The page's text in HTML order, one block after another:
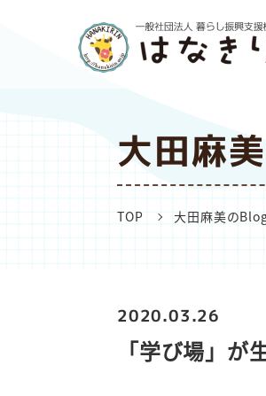
大田麻
TOP 大田麻美の
2020.03.26
「学び場」が